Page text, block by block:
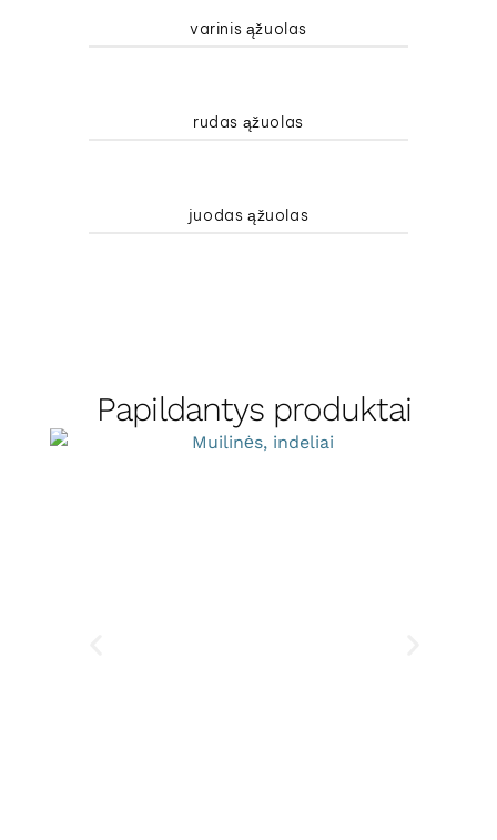
varinis ąžuolas
rudas ąžuolas
juodas ąžuolas
Papildantys produktai